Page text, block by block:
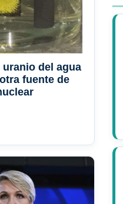
del agua
fuente de